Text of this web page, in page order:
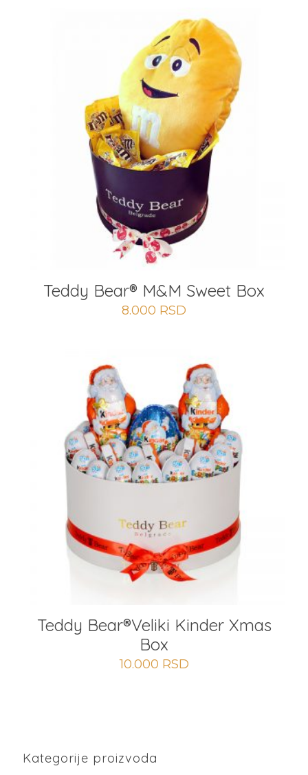
Teddy Bear® M&M Sweet Box
8.000 RSD
Teddy Bear®Veliki Kinder Xmas
Box
10.000 RSD
Kategorije proizvoda